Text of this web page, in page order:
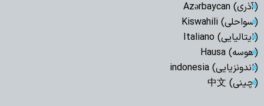
(آذری) Azərbaycan
(سواحلی) Kiswahili
(ایتالیایی) Italiano
(هوسه) Hausa
(اندونزیایی) indonesia
(چینی) 中文